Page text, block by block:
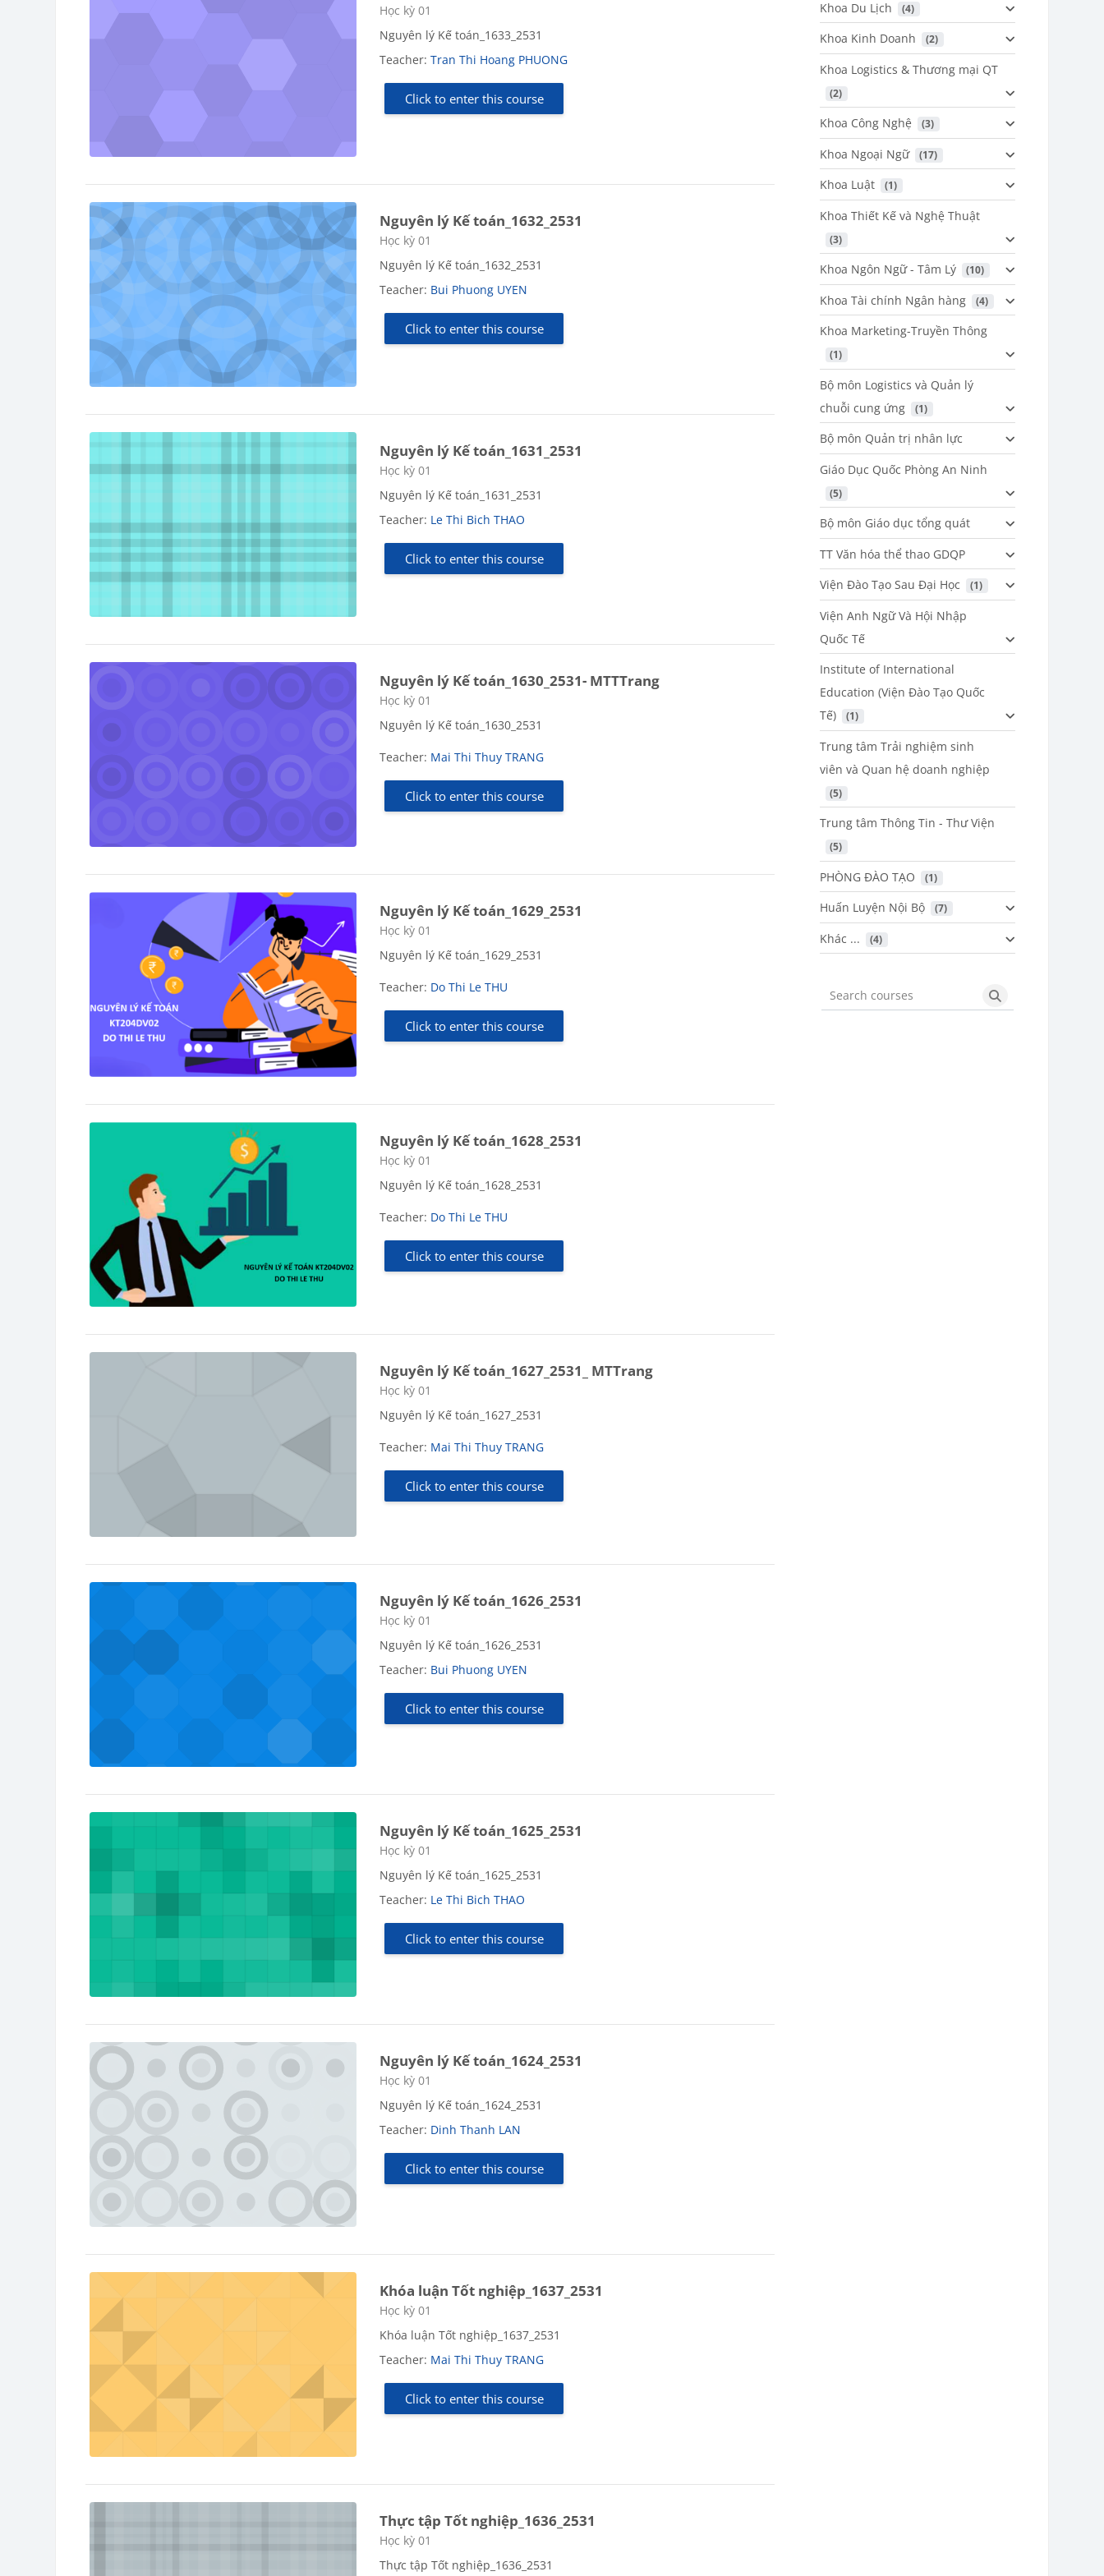
Course category
Học kỳ 01
Nguyên lý Kế toán_1633_2531
Teacher:Tran Thi Hoang PHUONG
Click to enter this course
Nguyên lý Kế toán_1632_2531
Course category
Học kỳ 01
Nguyên lý Kế toán_1632_2531
Teacher: Bui Phuong UYEN
Click to enter this course
Nguyên lý Kế toán_1631_2531
Course category
Học kỳ 01
Nguyên lý Kế toán_1631_2531
Teacher: Le Thi Bich THAO
Click to enter this course
Nguyên lý Kế toán_1630_2531- MTTTrang
Course category
Học kỳ 01
Nguyên lý Kế toán_1630_2531
Teacher: Mai Thi Thuy TRANG
Click to enter this course
Nguyên lý Kế toán_1629_2531
Course category
Học kỳ 01
Nguyên lý Kế toán_1629_2531
Teacher: Do Thi Le THU
Click to enter this course
Nguyên lý Kế toán_1628_2531
Course category
Học kỳ 01
Nguyên lý Kế toán_1628_2531
Teacher: Do Thi Le THU
Click to enter this course
Nguyên lý Kế toán_1627_2531_ MTTrang
Course category
Học kỳ 01
Nguyên lý Kế toán_1627_2531
Teacher: Mai Thi Thuy TRANG
Click to enter this course
Nguyên lý Kế toán_1626_2531
Course category
Học kỳ 01
Nguyên lý Kế toán_1626_2531
Teacher: Bui Phuong UYEN
Click to enter this course
Nguyên lý Kế toán_1625_2531
Course category
Học kỳ 01
Nguyên lý Kế toán_1625_2531
Teacher: Le Thi Bich THAO
Click to enter this course
Nguyên lý Kế toán_1624_2531
Course category
Học kỳ 01
Nguyên lý Kế toán_1624_2531
Teacher: Dinh Thanh LAN
Click to enter this course
Khóa luận Tốt nghiệp_1637_2531
Course category
Học kỳ 01
Khóa luận Tốt nghiệp_1637_2531
Teacher: Mai Thi Thuy TRANG
Click to enter this course
Thực tập Tốt nghiệp_1636_2531
Course category
Học kỳ 01
Thực tập Tốt nghiệp_1636_2531
Khoa Du Lịch (4)
Khoa Kinh Doanh (2)
Khoa Logistics & Thương mại QT
(2)
Khoa Công Nghệ (3)
Khoa Ngoại Ngữ (17)
Khoa Luật (1)
Khoa Thiết Kế và Nghệ Thuật
(3)
Khoa Ngôn Ngữ - Tâm Lý (10)
Khoa Tài chính Ngân hàng (4)
Khoa Marketing-Truyền Thông
(1)
Bộ môn Logistics và Quản lý
chuỗi cung ứng
(1)
Bộ môn Quản trị nhân lực
Giáo Dục Quốc Phòng An Ninh
(5)
Bộ môn Giáo dục tổng quát
TT Văn hóa thể thao GDQP
Viện Đào Tạo Sau Đại Học
(1)
Viện Anh Ngữ Và Hội Nhập
Quốc Tế
Institute of International
Education (Viện Đào Tạo Quốc
Tế)
(1)
Trung tâm Trải nghiệm sinh
viên và Quan hệ doanh nghiệp
(5)
Trung tâm Thông Tin - Thư Viện
(5)
PHÒNG ĐÀO TẠO (1)
Huấn Luyện Nội Bộ (7)
Khác ... (4)
Search courses Search courses